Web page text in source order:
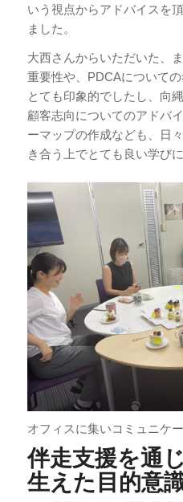
いう視点からアドバイスを
ました。
大西さんからいただいた、
重要性や、PDCAについて
とても印象的でしたし、向
顧客志向についてのアドバ
ーマップの作成なども、日
き合う上でとても良い学び
オフィスに集いコミュニケ
伴走支援を通
生えた目的意